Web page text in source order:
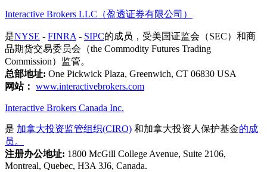
Interactive Brokers LLC（盈透证券有限公司）
是NYSE - FINRA - SIPC的成员，受美国证监会（SEC）和商
品期货交易委员会（the Commodity Futures Trading
Commission）监管。
总部地址: One Pickwick Plaza, Greenwich, CT 06830 USA
网站： www.interactivebrokers.com
Interactive Brokers Canada Inc.
是 加拿大投资监管组织(CIRO) 和加拿大投资人保护基金的成
员。
注册办公地址: 1800 McGill College Avenue, Suite 2106,
Montreal, Quebec, H3A 3J6, Canada.